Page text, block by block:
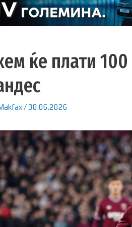
ќе плати
/ 30.06.2026